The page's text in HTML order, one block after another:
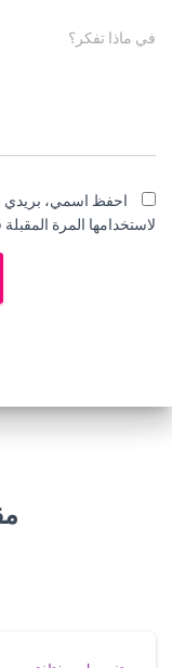
في ماذا تفكر؟
احفظ اسمي، بريدي
لاستخدامها المرة